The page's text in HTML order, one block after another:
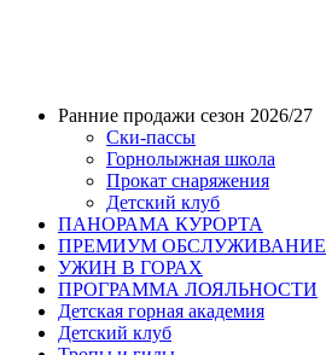
Ранние продажи сезон 2026/27
Ски-пассы
Горнолыжная школа
Прокат снаряжения
Детский клуб
ПАНОРАМА КУРОРТА
ПРЕМИУМ ОБСЛУЖИВАНИЕ
УЖИН В ГОРАХ
ПРОГРАММА ЛОЯЛЬНОСТИ
Детская горная академия
Детский клуб